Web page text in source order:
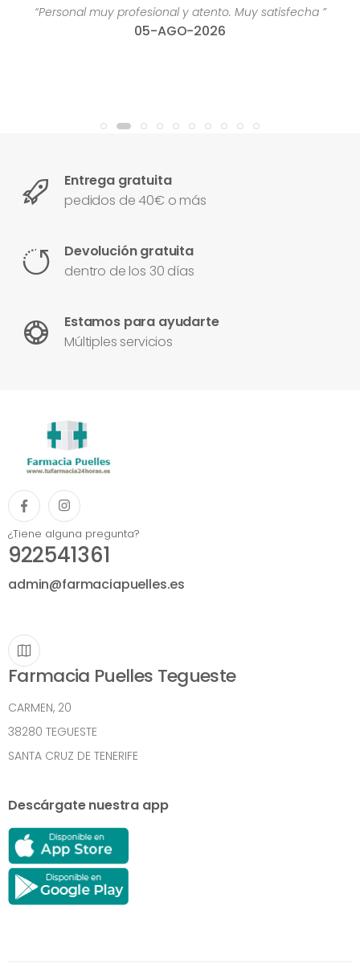
“Personal muy profesional y atento. Muy satisfecha ”
05-AGO-2026
Entrega gratuita
pedidos de 40€ o más
Devolución gratuita
dentro de los 30 días
Estamos para ayudarte
Múltiples servicios
¿Tiene alguna pregunta?
922541361
admin@farmaciapuelles.es
Farmacia Puelles Tegueste
CARMEN, 20
38280 TEGUESTE
SANTA CRUZ DE TENERIFE
Descárgate nuestra app